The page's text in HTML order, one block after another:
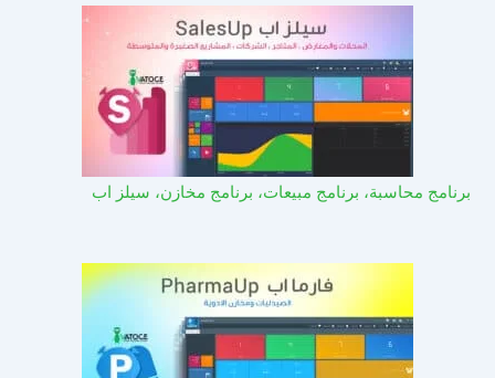
برنامج محاسبة، برنامج مبيعات، برنامج مخازن، سيلز اب